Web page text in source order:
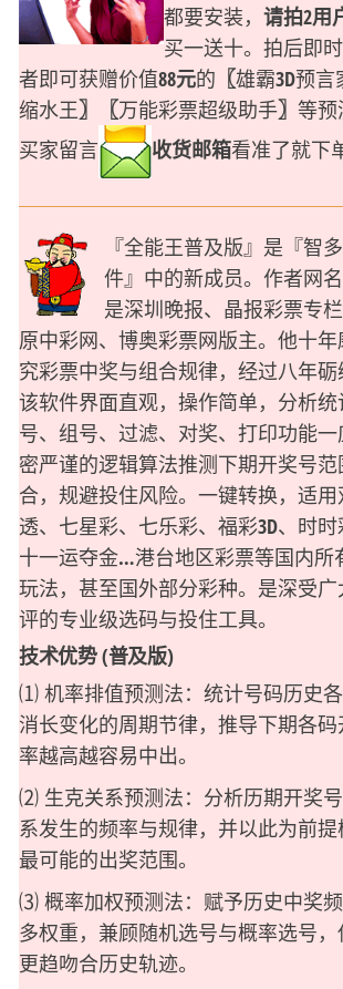
都要安装， 请拍2用
买一送十。拍后即
者即可获赠价值88元的 〖雄霸3D预言
缩水王〗 〖万能彩票超级助手〗 等预
买家留言
收货邮箱看准了就下
『全能王普及版』是『智
件』中的新成员。作者网
是深圳晚报、晶报彩票专栏
原中彩网、博奥彩票网版主。他十
究彩票中奖与组合规律，经过八年砺
该软件界面直观，操作简单，分析
号、组号、过滤、对奖、打印功能
密严谨的逻辑算法推测下期开奖号
合，规避投住风险。一键转换，适
透、七星彩、七乐彩、福彩3D、时时
十一运夺金…港台地区彩票等国内所
玩法，甚至国外部分彩种。是深受
评的专业级选码与投住工具。
技术优势 (普及版)
⑴ 机率排值预测法：统计号码历史
消长变化的周期节律，推导下期各
率越高越容易中出。
⑵ 生克关系预测法：分析历期开奖
系发生的频率与规律，并以此为前
最可能的出奖范围。
⑶ 概率加权预测法：赋予历史中奖
多权重，兼顾随机选号与概率选号
更趋吻合历史轨迹。